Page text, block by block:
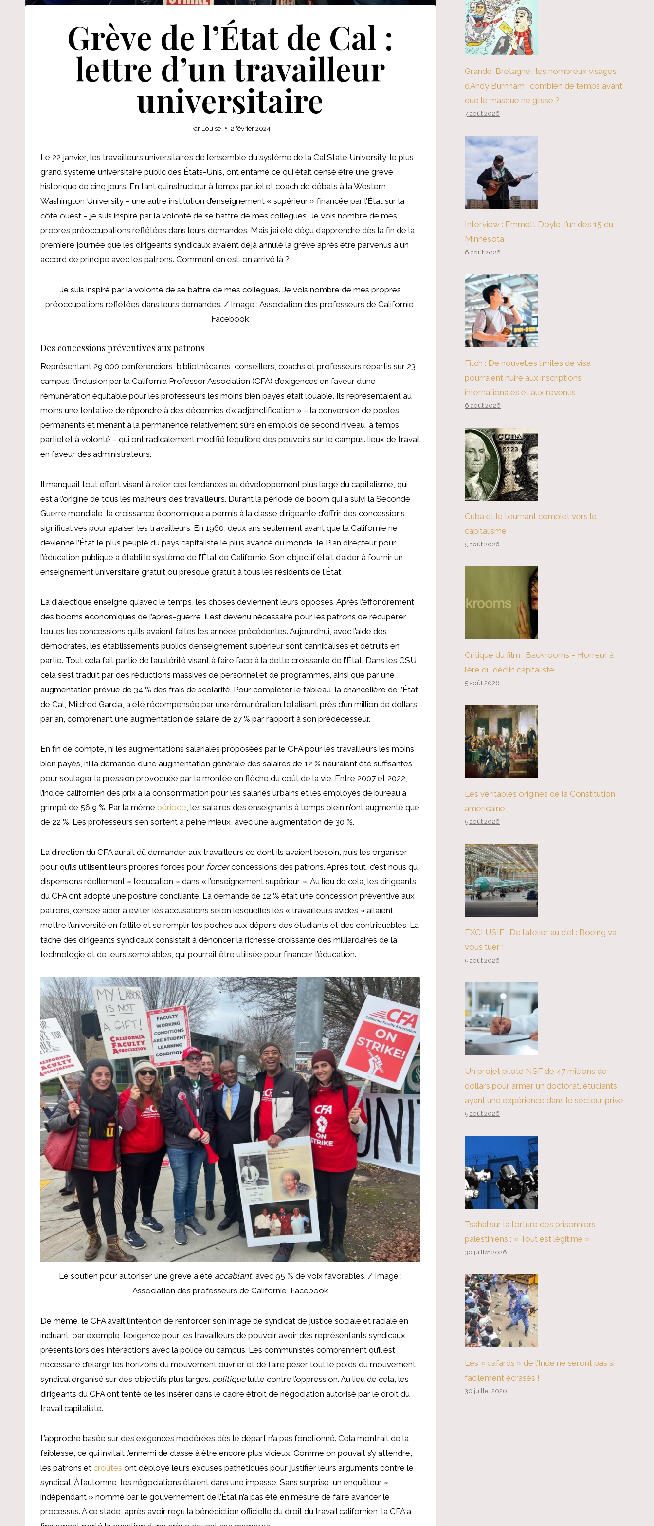
Grève de l’État de Cal :
lettre d’un travailleur
universitaire
Par Louise 2 février 2024
Le 22 janvier, les travailleurs universitaires de l’ensemble du système de la Cal State University, le plus
grand système universitaire public des États-Unis, ont entamé ce qui était censé être une grève
historique de cinq jours. En tant qu’instructeur à temps partiel et coach de débats à la Western
Washington University – une autre institution d’enseignement « supérieur » financée par l’État sur la
côte ouest – je suis inspiré par la volonté de se battre de mes collègues. Je vois nombre de mes
propres préoccupations reflétées dans leurs demandes. Mais j’ai été déçu d’apprendre dès la fin de la
première journée que les dirigeants syndicaux avaient déjà annulé la grève après être parvenus à un
accord de principe avec les patrons. Comment en est-on arrivé là ?
Je suis inspiré par la volonté de se battre de mes collègues. Je vois nombre de mes propres
préoccupations reflétées dans leurs demandes. / Image : Association des professeurs de Californie,
Facebook
Des concessions préventives aux patrons
Représentant 29 000 conférenciers, bibliothécaires, conseillers, coachs et professeurs répartis sur 23
campus, l’inclusion par la California Professor Association (CFA) d’exigences en faveur d’une
rémunération équitable pour les professeurs les moins bien payés était louable. Ils représentaient au
moins une tentative de répondre à des décennies d’« adjonctification » – la conversion de postes
permanents et menant à la permanence relativement sûrs en emplois de second niveau, à temps
partiel et à volonté – qui ont radicalement modifié l’équilibre des pouvoirs sur le campus. lieux de travail
en faveur des administrateurs.
Il manquait tout effort visant à relier ces tendances au développement plus large du capitalisme, qui
est à l’origine de tous les malheurs des travailleurs. Durant la période de boom qui a suivi la Seconde
Guerre mondiale, la croissance économique a permis à la classe dirigeante d’offrir des concessions
significatives pour apaiser les travailleurs. En 1960, deux ans seulement avant que la Californie ne
devienne l’État le plus peuplé du pays capitaliste le plus avancé du monde, le Plan directeur pour
l’éducation publique a établi le système de l’État de Californie. Son objectif était d’aider à fournir un
enseignement universitaire gratuit ou presque gratuit à tous les résidents de l’État.
La dialectique enseigne qu’avec le temps, les choses deviennent leurs opposés. Après l’effondrement
des booms économiques de l’après-guerre, il est devenu nécessaire pour les patrons de récupérer
toutes les concessions qu’ils avaient faites les années précédentes. Aujourd’hui, avec l’aide des
démocrates, les établissements publics d’enseignement supérieur sont cannibalisés et détruits en
partie. Tout cela fait partie de l’austérité visant à faire face à la dette croissante de l’État. Dans les CSU,
cela s’est traduit par des réductions massives de personnel et de programmes, ainsi que par une
augmentation prévue de 34 % des frais de scolarité. Pour compléter le tableau, la chancelière de l’État
de Cal, Mildred Garcia, a été récompensée par une rémunération totalisant près d’un million de dollars
par an, comprenant une augmentation de salaire de 27 % par rapport à son prédécesseur.
En fin de compte, ni les augmentations salariales proposées par le CFA pour les travailleurs les moins
bien payés, ni la demande d’une augmentation générale des salaires de 12 % n’auraient été suffisantes
pour soulager la pression provoquée par la montée en flèche du coût de la vie. Entre 2007 et 2022,
l’indice californien des prix à la consommation pour les salariés urbains et les employés de bureau a
grimpé de 56,9 %. Par la même période , les salaires des enseignants à temps plein n’ont augmenté que
de 22 %. Les professeurs s’en sortent à peine mieux, avec une augmentation de 30 %.
La direction du CFA aurait dû demander aux travailleurs ce dont ils avaient besoin, puis les organiser
pour qu’ils utilisent leurs propres forces pour forcerconcessions des patrons. Après tout, c’est nous qui
dispensons réellement « l’éducation » dans « l’enseignement supérieur ». Au lieu de cela, les dirigeants
du CFA ont adopté une posture conciliante. La demande de 12 % était une concession préventive aux
patrons, censée aider à éviter les accusations selon lesquelles les « travailleurs avides » allaient
mettre l’université en faillite et se remplir les poches aux dépens des étudiants et des contribuables. La
tâche des dirigeants syndicaux consistait à dénoncer la richesse croissante des milliardaires de la
technologie et de leurs semblables, qui pourrait être utilisée pour financer l’éducation.
Le soutien pour autoriser une grève a été accablant, avec 95 % de voix favorables. / Image :
Association des professeurs de Californie, Facebook
De même, le CFA avait l’intention de renforcer son image de syndicat de justice sociale et raciale en
incluant, par exemple, l’exigence pour les travailleurs de pouvoir avoir des représentants syndicaux
présents lors des interactions avec la police du campus. Les communistes comprennent qu’il est
nécessaire d’élargir les horizons du mouvement ouvrier et de faire peser tout le poids du mouvement
syndical organisé sur des objectifs plus larges. politiquelutte contre l’oppression. Au lieu de cela, les
dirigeants du CFA ont tenté de les insérer dans le cadre étroit de négociation autorisé par le droit du
travail capitaliste.
L’approche basée sur des exigences modérées dès le départ n’a pas fonctionné. Cela montrait de la
faiblesse, ce qui invitait l’ennemi de classe à être encore plus vicieux. Comme on pouvait s’y attendre,
les patrons et croûtes ont déployé leurs excuses pathétiques pour justifier leurs arguments contre le
syndicat. À l’automne, les négociations étaient dans une impasse. Sans surprise, un enquêteur «
indépendant » nommé par le gouvernement de l’État n’a pas été en mesure de faire avancer le
processus. A ce stade, après avoir reçu la bénédiction officielle du droit du travail californien, la CFA a
Grande-Bretagne : les nombreux visages
d’Andy Burnham : combien de temps avant
que le masque ne glisse ?
7 août 2026
Interview : Emmett Doyle, l’un des 15 du
Minnesota
6 août 2026
Fitch : De nouvelles limites de visa
pourraient nuire aux inscriptions
internationales et aux revenus
6 août 2026
Cuba et le tournant complet vers le
capitalisme
5 août 2026
Critique du film : Backrooms – Horreur à
l’ère du déclin capitaliste
5 août 2026
Les véritables origines de la Constitution
américaine
5 août 2026
EXCLUSIF : De l’atelier au ciel : Boeing va
vous tuer !
5 août 2026
Un projet pilote NSF de 47 millions de
dollars pour armer un doctorat. étudiants
ayant une expérience dans le secteur privé
5 août 2026
Tsahal sur la torture des prisonniers
palestiniens : « Tout est légitime »
30 juillet 2026
Les « cafards » de l’Inde ne seront pas si
facilement écrasés !
30 juillet 2026